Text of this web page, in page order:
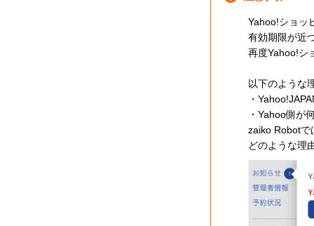
Yahoo!ショッ
有効期限が近
再度Yahoo!シ
以下のような
・
・Yahoo側が
zaiko Robotで
どのような理